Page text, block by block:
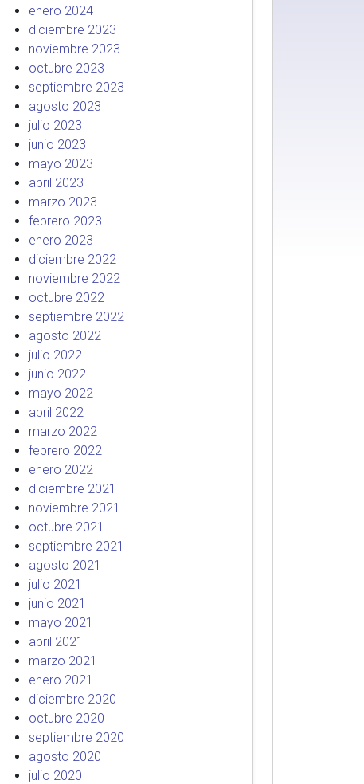
enero 2024
diciembre 2023
noviembre 2023
octubre 2023
septiembre 2023
agosto 2023
julio 2023
junio 2023
mayo 2023
abril 2023
marzo 2023
febrero 2023
enero 2023
diciembre 2022
noviembre 2022
octubre 2022
septiembre 2022
agosto 2022
julio 2022
junio 2022
mayo 2022
abril 2022
marzo 2022
febrero 2022
enero 2022
diciembre 2021
noviembre 2021
octubre 2021
septiembre 2021
agosto 2021
julio 2021
junio 2021
mayo 2021
abril 2021
marzo 2021
enero 2021
diciembre 2020
octubre 2020
septiembre 2020
agosto 2020
julio 2020